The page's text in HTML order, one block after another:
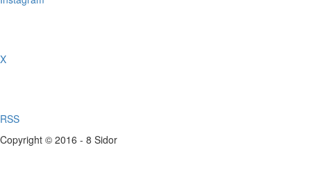
X
RSS
Copyright © 2016 - 8 Sidor